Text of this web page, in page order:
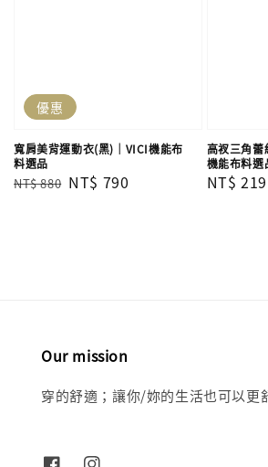
優惠
寬肩美背運動衣(黑)｜VICI機能布
料選品
Regular
NT$ 880 Sale
NT$ 790
高衩三角蕾
機能布料選
Regular
NT$ 219
Our mission
穿的舒適；讓你/妳的生活也可以更